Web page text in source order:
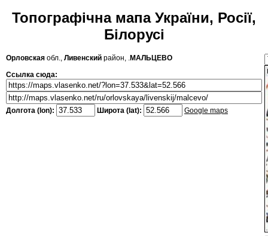
Топографічна мапа України, Росії,
Білорусі
Орловская обл., Ливенский район, .МАЛЬЦЕВО
Ссылка сюда:
Долгота (lon): Широта (lat): Google maps